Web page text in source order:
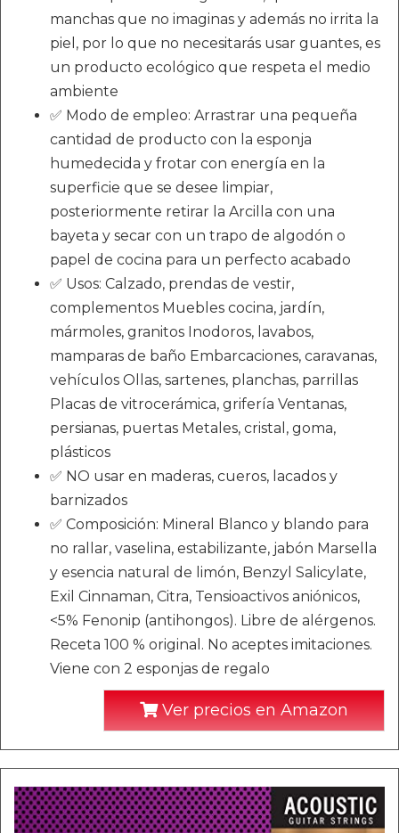
manchas que no imaginas y además no irrita la
piel, por lo que no necesitarás usar guantes, es
un producto ecológico que respeta el medio
ambiente
✅ Modo de empleo: Arrastrar una pequeña
cantidad de producto con la esponja
humedecida y frotar con energía en la
superficie que se desee limpiar,
posteriormente retirar la Arcilla con una
bayeta y secar con un trapo de algodón o
papel de cocina para un perfecto acabado
✅ Usos: Calzado, prendas de vestir,
complementos Muebles cocina, jardín,
mármoles, granitos Inodoros, lavabos,
mamparas de baño Embarcaciones, caravanas,
vehículos Ollas, sartenes, planchas, parrillas
Placas de vitrocerámica, grifería Ventanas,
persianas, puertas Metales, cristal, goma,
plásticos
✅ NO usar en maderas, cueros, lacados y
barnizados
✅ Composición: Mineral Blanco y blando para
no rallar, vaselina, estabilizante, jabón Marsella
y esencia natural de limón, Benzyl Salicylate,
Exil Cinnaman, Citra, Tensioactivos aniónicos,
<5% Fenonip (antihongos). Libre de alérgenos.
Receta 100 % original. No aceptes imitaciones.
Viene con 2 esponjas de regalo
Ver precios en Amazon